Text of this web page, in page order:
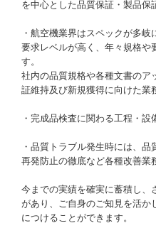
を中心とした品質保証・製品保
・航空機業界はスペックが多
要求レベルが高く、年々規格や
す。
社内の品質規格や各種文書のア
証維持及び新規獲得に向けた業
・完成品検査に関わる工程・設
・品質トラブル発生時には、品
再発防止の徹底など各種改善業
今までの実績を確実に蓄積し、
があり、ご自身のご知見を活か
につけることができます。